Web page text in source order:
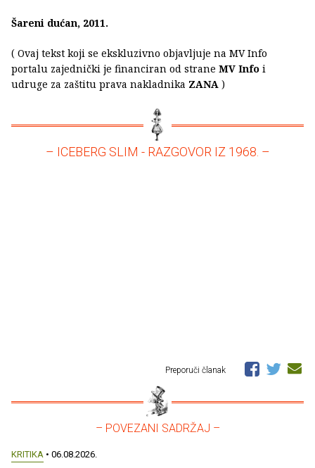
Šareni dućan, 2011.
( Ovaj tekst koji se ekskluzivno objavljuje na MV Info
portalu zajednički je financiran od strane MV Info i
udruge za zaštitu prava nakladnika ZANA )
– ICEBERG SLIM - RAZGOVOR IZ 1968. –
Preporuči članak
– POVEZANI SADRŽAJ –
KRITIKA • 06.08.2026.